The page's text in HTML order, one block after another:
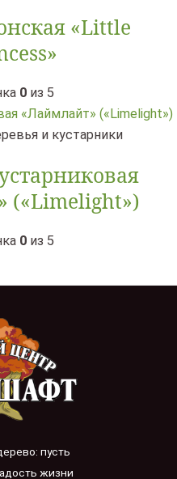
«Little
0из 5
и кустарники
(«Limelight»)
0из 5
пусть
жизни